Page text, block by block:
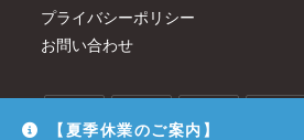
プライバシーポリシー
お問い合わせ
【夏季休業のご案内】